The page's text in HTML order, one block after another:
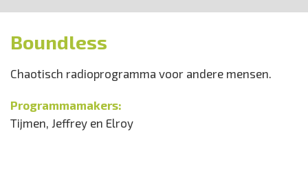
Boundless
Chaotisch radioprogramma voor andere mensen.
Programmamakers:
Tijmen, Jeffrey en Elroy